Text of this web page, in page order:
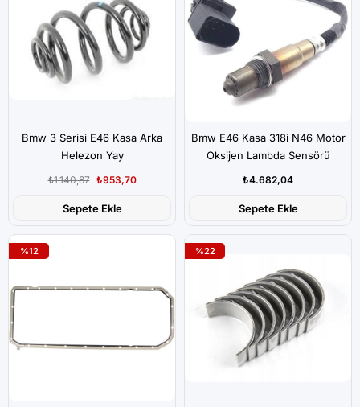
Bmw 3 Serisi E46 Kasa Arka
Helezon Yay
₺953,70
₺1.140,87
Sepete Ekle
Bmw E46 Kasa 318i N46 Motor
Oksijen Lambda Sensörü
₺4.682,04
Sepete Ekle
%12 %22